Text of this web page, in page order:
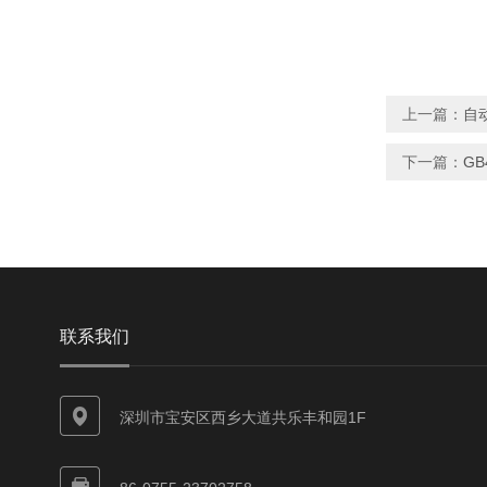
上一篇： 自
下一篇：
联系我们
深圳市宝安区西乡大道共乐丰和园1F